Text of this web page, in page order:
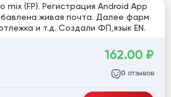
mix (FP). Регистрация Android App
живая почта. Далее фарм
и т.д. Создали ФП,язык EN.
162.00 ₽
0 отзывов